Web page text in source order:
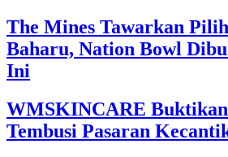
The Mines Tawarkan
Baharu, Nation Bowl
Ini
WMSKINCARE
Tembusi Pasaran